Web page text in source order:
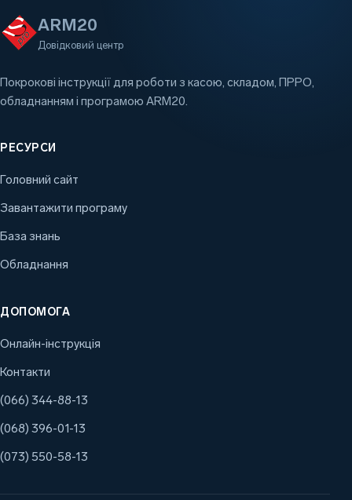
ARM20
Довідковий центр
Покрокові інструкції для роботи з касою, складом, ПРРО,
обладнанням і програмою ARM20.
РЕСУРСИ
Головний сайт
Завантажити програму
База знань
Обладнання
ДОПОМОГА
Онлайн-інструкція
Контакти
(066) 344-88-13
(068) 396-01-13
(073) 550-58-13